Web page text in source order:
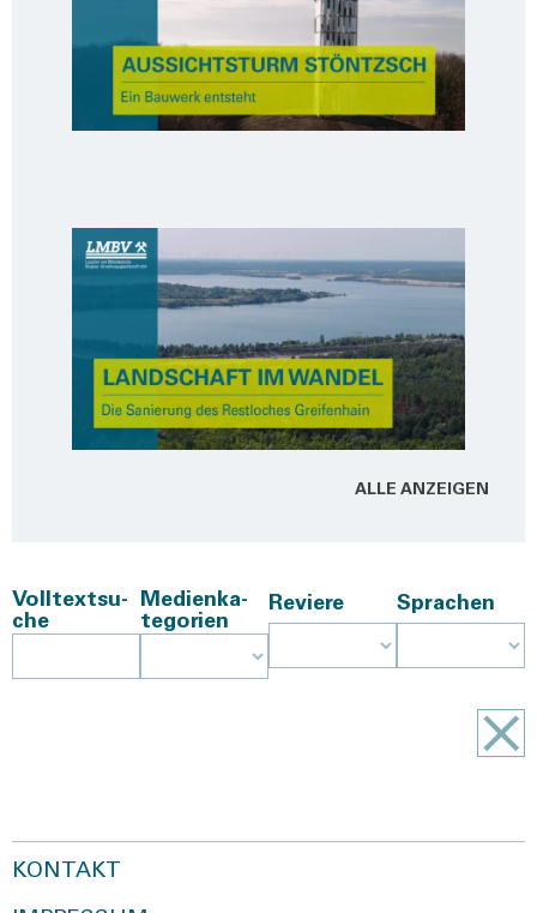
ALLE ANZEI­GEN
Voll­text­su­
che
Medi­en­ka­
te­go­rien
Revie­re Spra­chen
KONTAKT